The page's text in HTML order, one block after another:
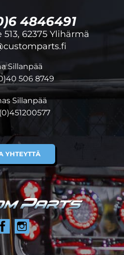
4846491
62375 Ylihärmä
Sillanpää
506 8749
Sillanpää
YHTEYTTÄ